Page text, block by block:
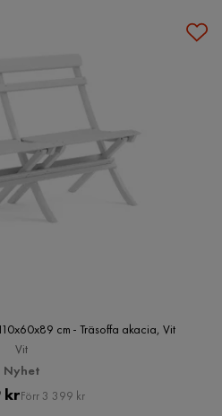
cm - Träsoffa akacia, Vit
Vit
Nyhet
Pris
krOriginal
Förr 3 399 kr